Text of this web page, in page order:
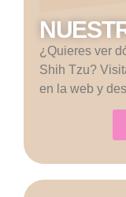
¿Quieres ver
Shih Tzu?
en la web y